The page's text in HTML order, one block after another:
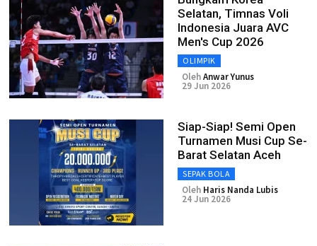
Selatan, Timnas Voli
Indonesia Juara AVC
Men's Cup 2026
OLIMPIK
OlehAnwar Yunus
29 Jun 2026
Siap-Siap! Semi Open
Turnamen Musi Cup Se-
Barat Selatan Aceh
SEPAK BOLA
Oleh Haris Nanda Lubis
24 Jun 2026